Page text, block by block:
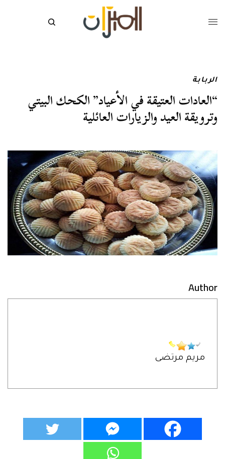
الربابة
“العادات العتيقة في الأعياد” الكحك البيتي
وترويقة العيد والزيارات العائلية
Author
مريم مرتضى